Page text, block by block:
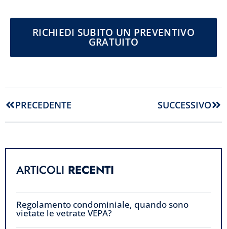
RICHIEDI SUBITO UN PREVENTIVO
GRATUITO
PRECEDENTE SUCCESSIVO
ARTICOLI RECENTI
Regolamento condominiale, quando sono
vietate le vetrate VEPA?